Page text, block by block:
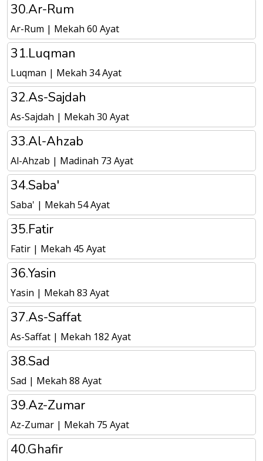
30.Ar-Rum
Ar-Rum | Mekah 60 Ayat
31.Luqman
Luqman | Mekah 34 Ayat
32.As-Sajdah
As-Sajdah | Mekah 30 Ayat
33.Al-Ahzab
Al-Ahzab | Madinah 73 Ayat
34.Saba'
Saba' | Mekah 54 Ayat
35.Fatir
Fatir | Mekah 45 Ayat
36.Yasin
Yasin | Mekah 83 Ayat
37.As-Saffat
As-Saffat | Mekah 182 Ayat
38.Sad
Sad | Mekah 88 Ayat
39.Az-Zumar
Az-Zumar | Mekah 75 Ayat
40.Ghafir